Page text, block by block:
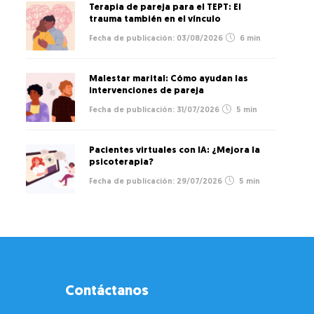
Terapia de pareja para el TEPT: El
trauma también en el vínculo
03/08/2026 6 min
Malestar marital: Cómo ayudan las
intervenciones de pareja
31/07/2026 5 min
Pacientes virtuales con IA: ¿Mejora la
psicoterapia?
29/07/2026 5 min
Contáctanos